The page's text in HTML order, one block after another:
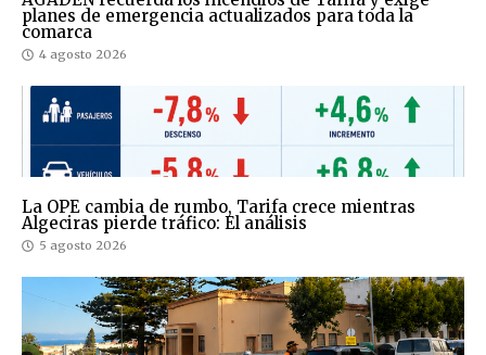
planes de emergencia actualizados para toda la
comarca
4 agosto 2026
La OPE cambia de rumbo, Tarifa crece mientras
Algeciras pierde tráfico: El análisis
5 agosto 2026